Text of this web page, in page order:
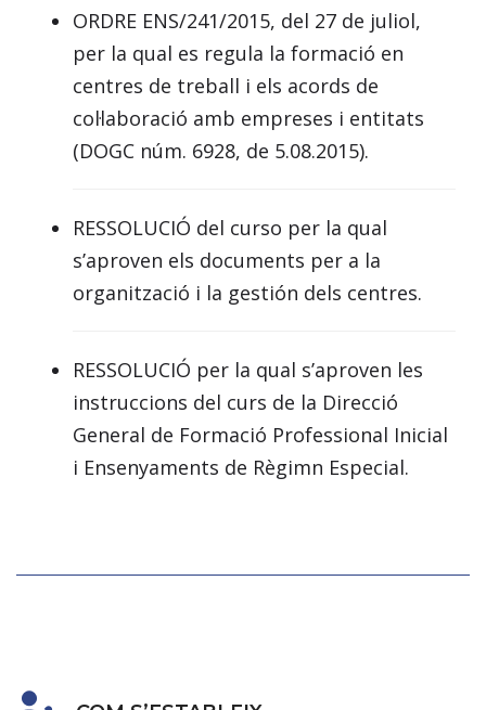
ORDRE ENS/241/2015, del 27 de juliol,
per la qual es regula la formació en
centres de treball i els acords de
col·laboració amb empreses i entitats
(DOGC núm. 6928, de 5.08.2015).
RESSOLUCIÓ del curso per la qual
s’aproven els documents per a la
organització i la gestión dels centres.
RESSOLUCIÓ per la qual s’aproven les
instruccions del curs de la Direcció
General de Formació Professional Inicial
i Ensenyaments de Règimn Especial.